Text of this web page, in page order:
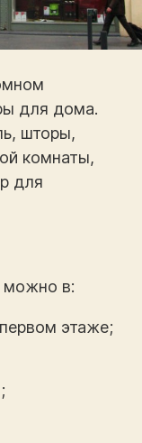
для дома.
шторы,
комнаты,
для
можно в:
этаже;